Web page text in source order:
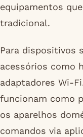
equipamentos
tradicional.
Para dispositivos
acessórios como
adaptadores Wi-
funcionam como
os aparelhos
comandos via